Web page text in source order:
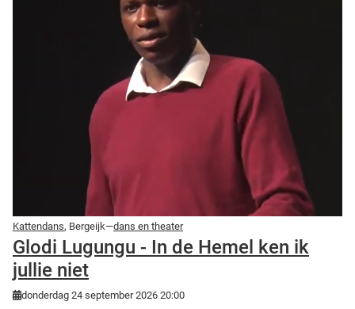
Kattendans, Bergeijk—dans en theater
Glodi Lugungu - In de Hemel ken ik
jullie niet
donderdag 24 september 2026 20:00